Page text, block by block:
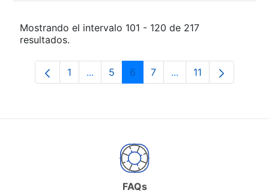
Mostrando el intervalo 101 - 120 de 217
resultados.
Página
1 ...Páginas intermedias Use TAB para
Página
5 Página
6 Página
7 ...Páginas intermedias
Página
11
FAQs